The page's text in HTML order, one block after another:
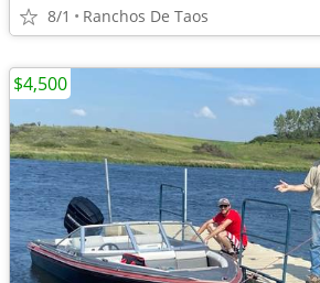
8/1 Ranchos De Taos
$4,500